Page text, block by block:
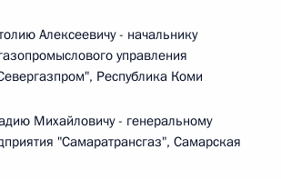
Алексеевичу - начальнику
управления
Республика Коми
Михайловичу - генеральному
"Самаратрансгаз", Самарская